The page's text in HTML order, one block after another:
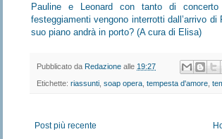
Pauline e Leonard con tanto di
festeggiamenti vengono interrotti dall’arrivo
suo piano andrà in porto? (A cura di Elisa)
Pubblicato da Redazione alle 19:27
Etichette: riassunti soap opera tempesta d'amore
Post più recente